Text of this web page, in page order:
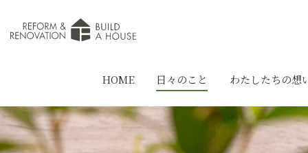
HOME 日々のこと わたしたちの想